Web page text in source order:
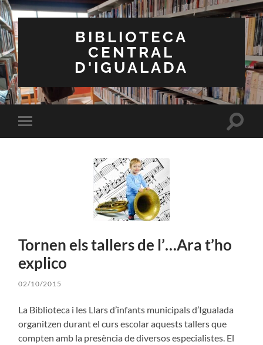
BIBLIOTECA
CENTRAL
D'IGUALADA
Toggle
mobile
Toggle
Tornen els tallers de l’…Ara t’ho
explico
02/10/2015
La Biblioteca i les Llars d’infants municipals d’Igualada
organitzen durant el curs escolar aquests tallers que
compten amb la presència de diversos especialistes. El